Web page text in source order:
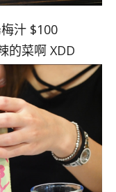
汁 $100
的菜啊 XDD